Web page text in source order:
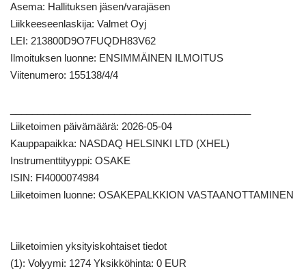
Asema: Hallituksen jäsen/varajäsen
Liikkeeseenlaskija: Valmet Oyj
LEI: 213800D9O7FUQDH83V62
Ilmoituksen luonne: ENSIMMÄINEN ILMOITUS
Viitenumero: 155138/4/4
Liiketoimen päivämäärä: 2026-05-04
Kauppapaikka: NASDAQ HELSINKI LTD (XHEL)
Instrumenttityyppi: OSAKE
ISIN: FI4000074984
Liiketoimen luonne: OSAKEPALKKION VASTAANOTTAMINEN
Liiketoimien yksityiskohtaiset tiedot
(1): Volyymi: 1274 Yksikköhinta: 0 EUR